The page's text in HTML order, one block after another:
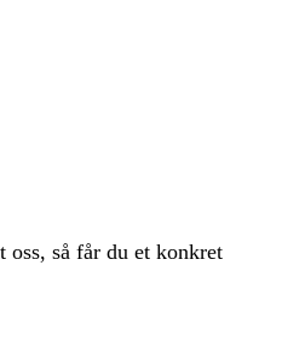
så får du et konkret